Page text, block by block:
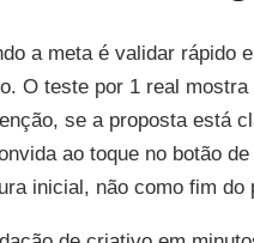
a meta é validar rápido
O teste por 1 real mostra
se a proposta está
ao toque no botão
inicial, não como fim do